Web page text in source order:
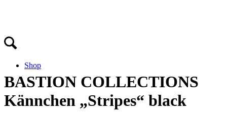
Shop
BASTION COLLECTIONS
Kännchen „Stripes“ black